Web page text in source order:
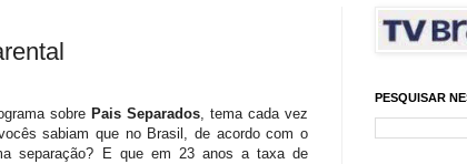
sobre Pais Separados, tema cada vez
sabiam que no Brasil, de acordo com o
separação? E que em 23 anos a taxa de
PESQUISAR